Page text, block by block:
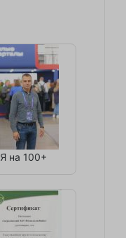
Я на 100+